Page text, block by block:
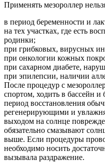
Применять мезороллер
в период беременности и
на тех участках, где есть
родинки;
при грибковых, вирусных
при онкологии кожных
при сахарном диабете,
при эпилепсии, наличии
После процедур с
спортом, ходить в бассейн и
период восстановления
регенерирующими и
выходом на солнце
обязательно смазывают
выше. Если процедуры
необходимо носить
вызывала раздражение.